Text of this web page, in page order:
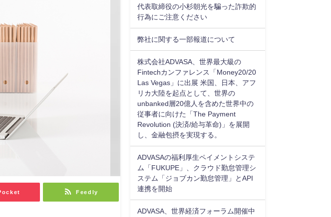
Feedly
代表取締役の小杉朝光を騙った詐欺的
行為にご注意ください
弊社に関する一部報道について
株式会社ADVASA、世界最大級の
Fintechカンファレンス「Money20/20
Las Vegas」に出展 米国、日本、アフ
リカ大陸を起点として、世界の
unbanked層20億人を含めた世界中の
従事者に向けた「The Payment
Revolution (決済/給与革命)」を展開
し、金融包摂を実現する。
ADVASAの福利厚生ペイメントシステ
ム「FUKUPE」、クラウド勤怠管理シ
ステム「ジョブカン勤怠管理」とAPI
連携を開始
ADVASA、世界経済フォーラム開催中